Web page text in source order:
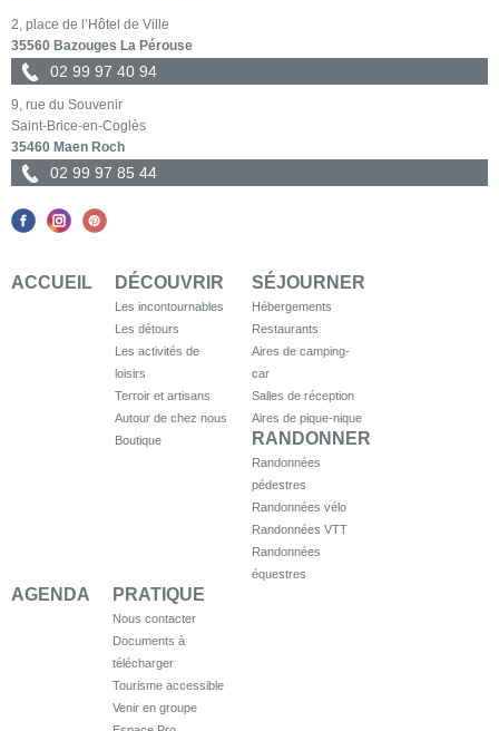
2, place de l’Hôtel de Ville
35560 Bazouges La Pérouse
02 99 97 40 94
9, rue du Souvenir
Saint-Brice-en-Coglès
35460 Maen Roch
02 99 97 85 44
ACCUEIL DÉCOUVRIR
Les incontournables
Les détours
Les activités de
loisirs
Terroir et artisans
Autour de chez nous
Boutique
SÉJOURNER
Hébergements
Restaurants
Aires de camping-
car
Salles de réception
Aires de pique-nique
RANDONNER
Randonnées
pédestres
Randonnées vélo
Randonnées VTT
Randonnées
équestres
AGENDA PRATIQUE
Nous contacter
Documents à
télécharger
Tourisme accessible
Venir en groupe